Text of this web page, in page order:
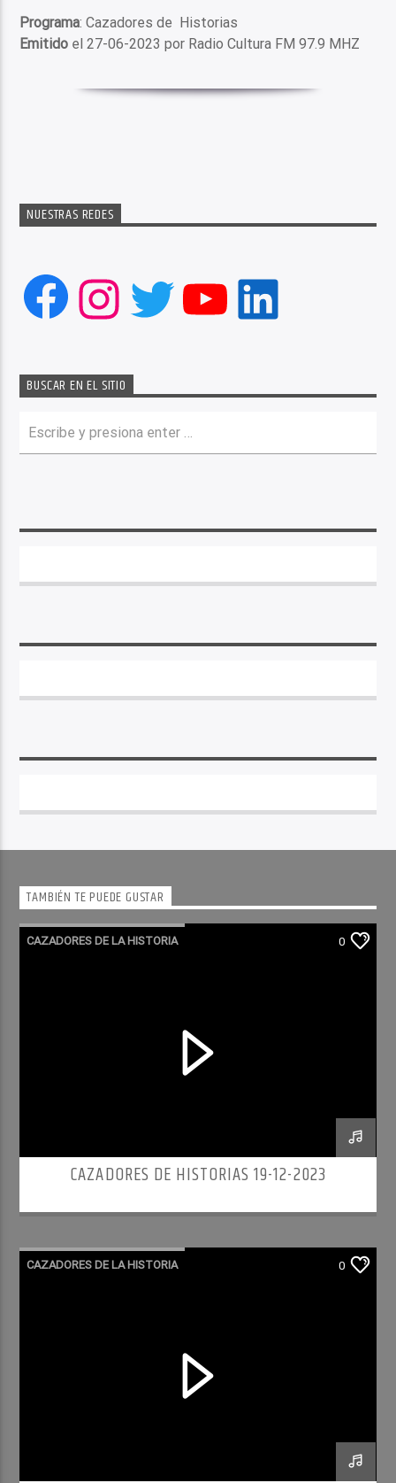
Programa: Cazadores de Historias
Emitido el 27-06-2023 por Radio Cultura FM 97.9 MHZ
NUESTRAS REDES
Facebook
Instagram
Twitter
YouTube
LinkedIn
BUSCAR EN EL SITIO
TAMBIÉN TE PUEDE GUSTAR
CAZADORES DE LA HISTORIA 0
CAZADORES DE HISTORIAS 19-12-2023
CAZADORES DE LA HISTORIA 0